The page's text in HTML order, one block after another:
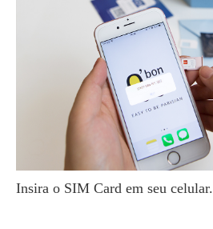
Insira o SIM Card em seu celular.